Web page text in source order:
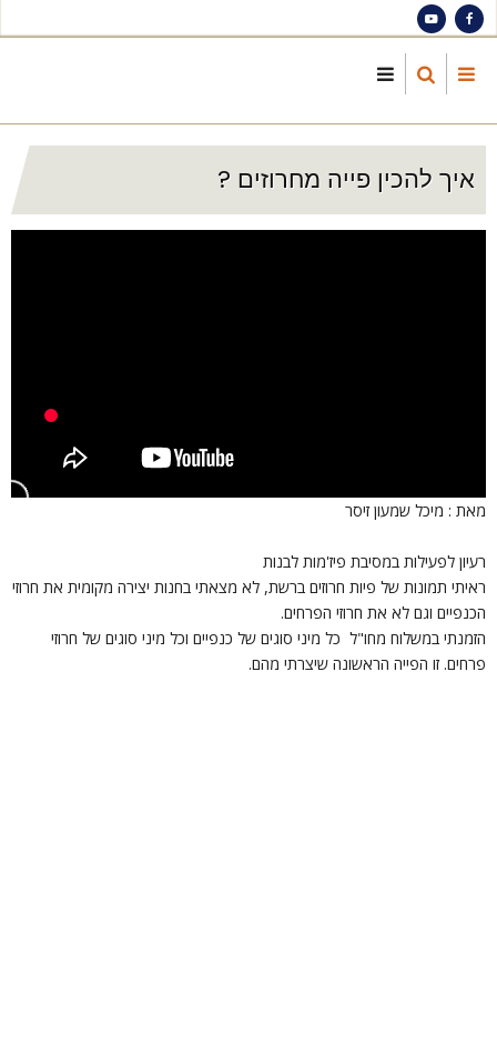
איך להכין פייה מחרוזים ?
: מיכל שמעון זיסר
לפעילות במסיבת פיז'מות לבנות
תמונות של פיות חרוזים ברשת, לא מצאתי בחנות יצירה מקומית את חרוזי
וגם לא את חרוזי הפרחים.
במשלוח מחו"ל כל מיני סוגים של כנפיים וכל מיני סוגים של חרוזי
זו הפייה הראשונה שיצרתי מהם.